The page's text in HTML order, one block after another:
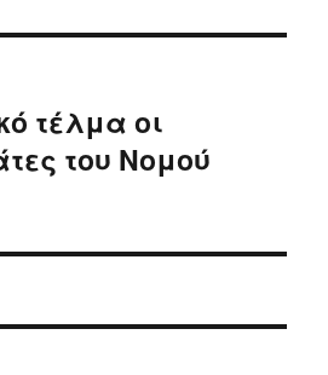
τέλμα οι
του Νομού